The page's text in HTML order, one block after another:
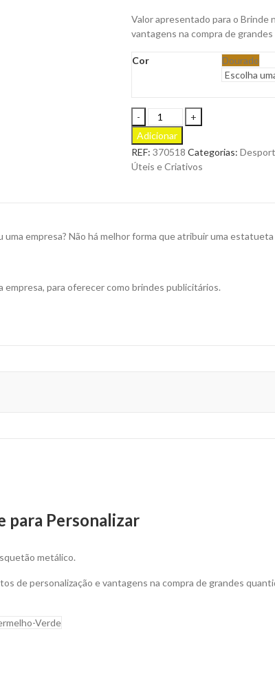
Valor apresentado para o Brinde
vantagens na compra de
Cor Dourado
Troféu
Harmon
Estatueta
Dourada
para
Adicionar
REF: 370518 Categorias:
Úteis e Criativos
empresa? Não há melhor forma que atribuir uma estatueta
empresa, para oferecer como brindes publicitários.
para Personalizar
metálico.
de personalização e vantagens na compra de grandes
Verde